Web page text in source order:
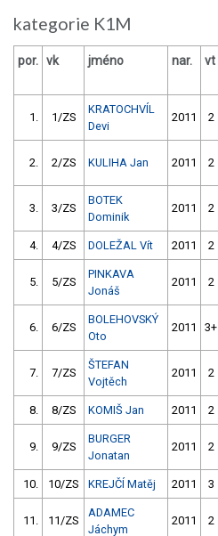
kategorie K1M
por. vk jméno nar. vt
1. 1/ZS
KRATOCHVÍL
Devi
2011 2
2. 2/ZS KULIHA Jan 2011 2
3. 3/ZS
BOTEK
Dominik
2011 2
4. 4/ZS DOLEŽAL Vít 2011 2
5. 5/ZS
PINKAVA
Jonáš
2011 2
6. 6/ZS
BOLEHOVSKÝ
Oto
2011 3+
7. 7/ZS
ŠTEFAN
Vojtěch
2011 2
8. 8/ZS KOMIŠ Jan 2011 2
9. 9/ZS
BURGER
Jonatan
2011 2
10. 10/ZS KREJČÍ Matěj 2011 3
11. 11/ZS
ADAMEC
Jáchym
2011 2